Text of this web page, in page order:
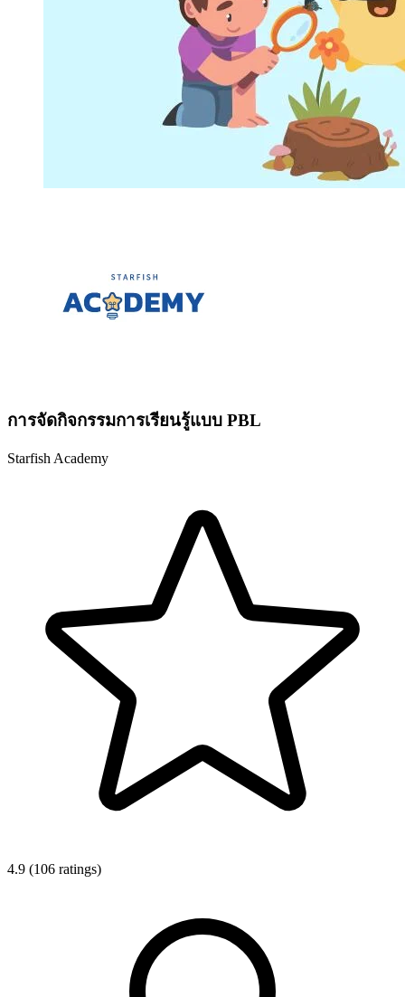
การจัดกิจกรรมการเรียนรู้แบบ PBL
Starfish Academy
4.9 (106 ratings)